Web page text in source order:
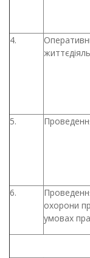
4.
5.
6.
охорони
умовах